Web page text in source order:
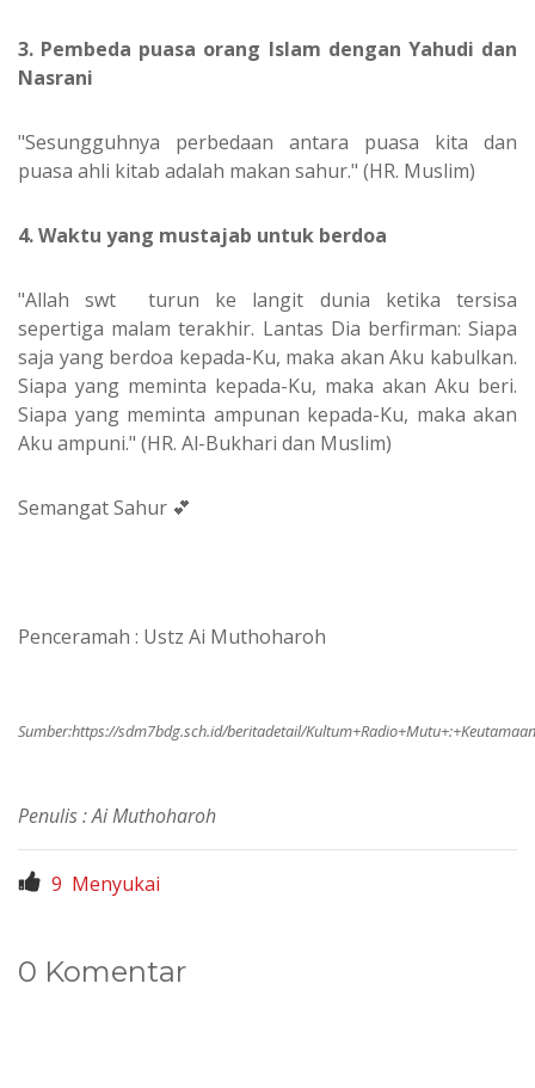
3. Pembeda puasa orang Islam dengan Yahudi dan
Nasrani
"Sesungguhnya perbedaan antara puasa kita dan
puasa ahli kitab adalah makan sahur." (HR. Muslim)
4. Waktu yang mustajab untuk berdoa
"Allah swt turun ke langit dunia ketika tersisa
sepertiga malam terakhir. Lantas Dia berfirman: Siapa
saja yang berdoa kepada-Ku, maka akan Aku kabulkan.
Siapa yang meminta kepada-Ku, maka akan Aku beri.
Siapa yang meminta ampunan kepada-Ku, maka akan
Aku ampuni." (HR. Al-Bukhari dan Muslim)
Semangat Sahur 💕
Penceramah : Ustz Ai Muthoharoh
Sumber:https://sdm7bdg.sch.id/beritadetail/
Penulis : Ai Muthoharoh
9 Menyukai
0 Komentar